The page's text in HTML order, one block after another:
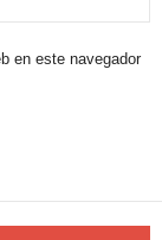
en este navegador